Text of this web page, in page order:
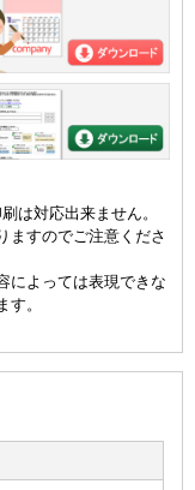
は対応出来ません。
ますのでご注意くださ
によっては表現できな
。